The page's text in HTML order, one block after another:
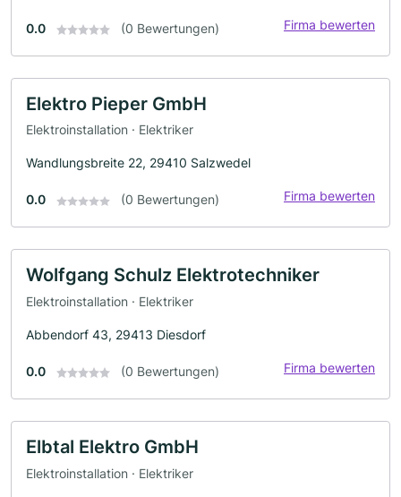
0.0 (0 Bewertungen) Firma bewerten
Elektro Pieper GmbH
Elektroinstallation · Elektriker
Wandlungsbreite 22, 29410 Salzwedel
0.0 (0 Bewertungen) Firma bewerten
Wolfgang Schulz Elektrotechniker
Elektroinstallation · Elektriker
Abbendorf 43, 29413 Diesdorf
0.0 (0 Bewertungen) Firma bewerten
Elbtal Elektro GmbH
Elektroinstallation · Elektriker